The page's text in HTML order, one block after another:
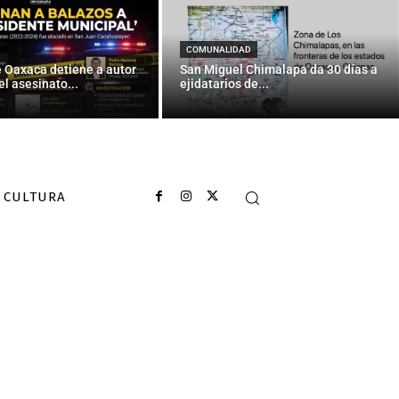
Oaxaca detiene a autor
asesinato...
COMUNALIDAD
San Miguel Chimalapa da 30 días a
ejidatarios de...
CULTURA